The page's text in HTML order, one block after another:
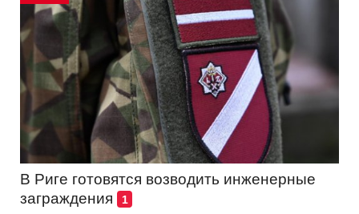
В Риге готовятся возводить инженерные
заграждения
1